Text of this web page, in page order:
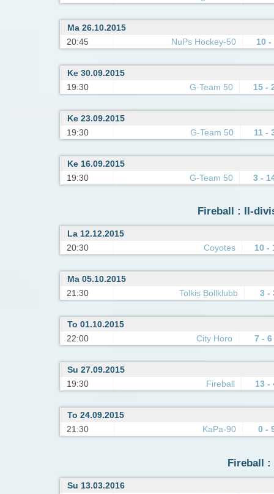
Ma 26.10.2015
20:45
NuPs Hockey-50 10 -
Ke 30.09.2015
19:30
G-Team 50 15 -
Ke 23.09.2015
19:30
G-Team 50 11 -
Ke 16.09.2015
19:30
G-Team 50 3 -
Fireball : II-
La 12.12.2015
20:30
Coyotes 10 -
Ma 05.10.2015
21:30
Tolkis Bollklubb 3 -
To 01.10.2015
22:00
City Horo 7 - 6
Su 27.09.2015
19:30
Fireball 13 -
To 24.09.2015
21:30
KaPa-90 0 -
Fireball
Su 13.03.2016